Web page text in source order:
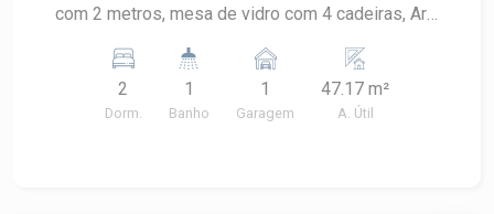
com 2 metros, mesa de vidro com 4 cadeiras, Ar
brastemp, armários , Banheiro social e lavabo (pia
auxiliar ao lado do banheiro) Lavanderia com
armários Dormitório com armário grande - 6
2
Dorm.
1
Banho
1
Garagem
47.17 m²
A. Útil